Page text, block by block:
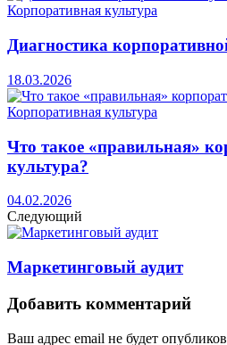
Корпоративная культура
Диагностика
18.03.2026
Корпоративная культура
Что такое «правильная»
культура?
04.02.2026
Следующий
Маркетинговый аудит
Добавить комментарий
Ваш адрес email не будет